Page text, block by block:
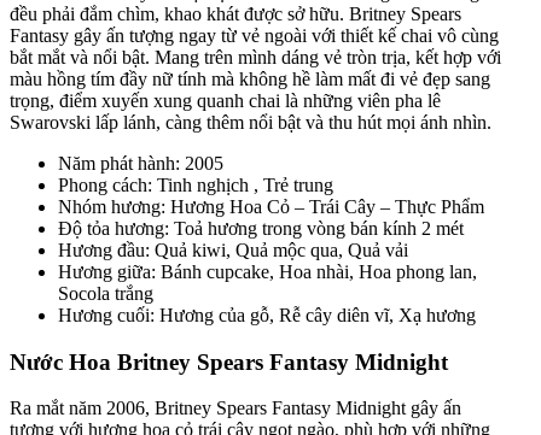
đều phải đắm chìm, khao khát được sở hữu. Britney Spears
Fantasy gây ấn tượng ngay từ vẻ ngoài với thiết kế chai vô cùng
bắt mắt và nổi bật. Mang trên mình dáng vẻ tròn trịa, kết hợp với
màu hồng tím đầy nữ tính mà không hề làm mất đi vẻ đẹp sang
trọng, điểm xuyến xung quanh chai là những viên pha lê
Swarovski lấp lánh, càng thêm nổi bật và thu hút mọi ánh nhìn.
Năm phát hành: 2005
Phong cách: Tinh nghịch , Trẻ trung
Nhóm hương: Hương Hoa Cỏ – Trái Cây – Thực Phẩm
Độ tỏa hương: Toả hương trong vòng bán kính 2 mét
Hương đầu: Quả kiwi, Quả mộc qua, Quả vải
Hương giữa: Bánh cupcake, Hoa nhài, Hoa phong lan,
Socola trắng
Hương cuối: Hương của gỗ, Rễ cây diên vĩ, Xạ hương
Nước Hoa Britney Spears Fantasy Midnight
Ra mắt năm 2006, Britney Spears Fantasy Midnight gây ấn
tượng với hương hoa cỏ trái cây ngọt ngào, phù hợp với những